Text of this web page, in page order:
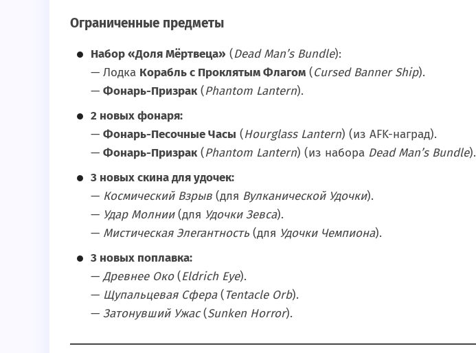
Ограниченные предметы
Набор «Доля Мёртвеца» (Dead Man’s Bundle):
— Лодка Корабль с Проклятым Флагом (Cursed Banner Ship).
— Фонарь-Призрак(Phantom Lantern).
2 новых фонаря:
— Фонарь-Песочные Часы (Hourglass Lantern) (из AFK-наград).
— Фонарь-Призрак(Phantom Lantern) (из набора Dead Man’s Bundle).
3 новых скина для удочек:
— Космический Взрыв (для Вулканической Удочки).
— Удар Молнии(для Удочки Зевса).
— Мистическая Элегантность (для Удочки Чемпиона).
3 новых поплавка:
—Древнее Око(Eldrich Eye).
— Щупальцевая Сфера( Tentacle Orb).
— Затонувший Ужас(Sunken Horror).